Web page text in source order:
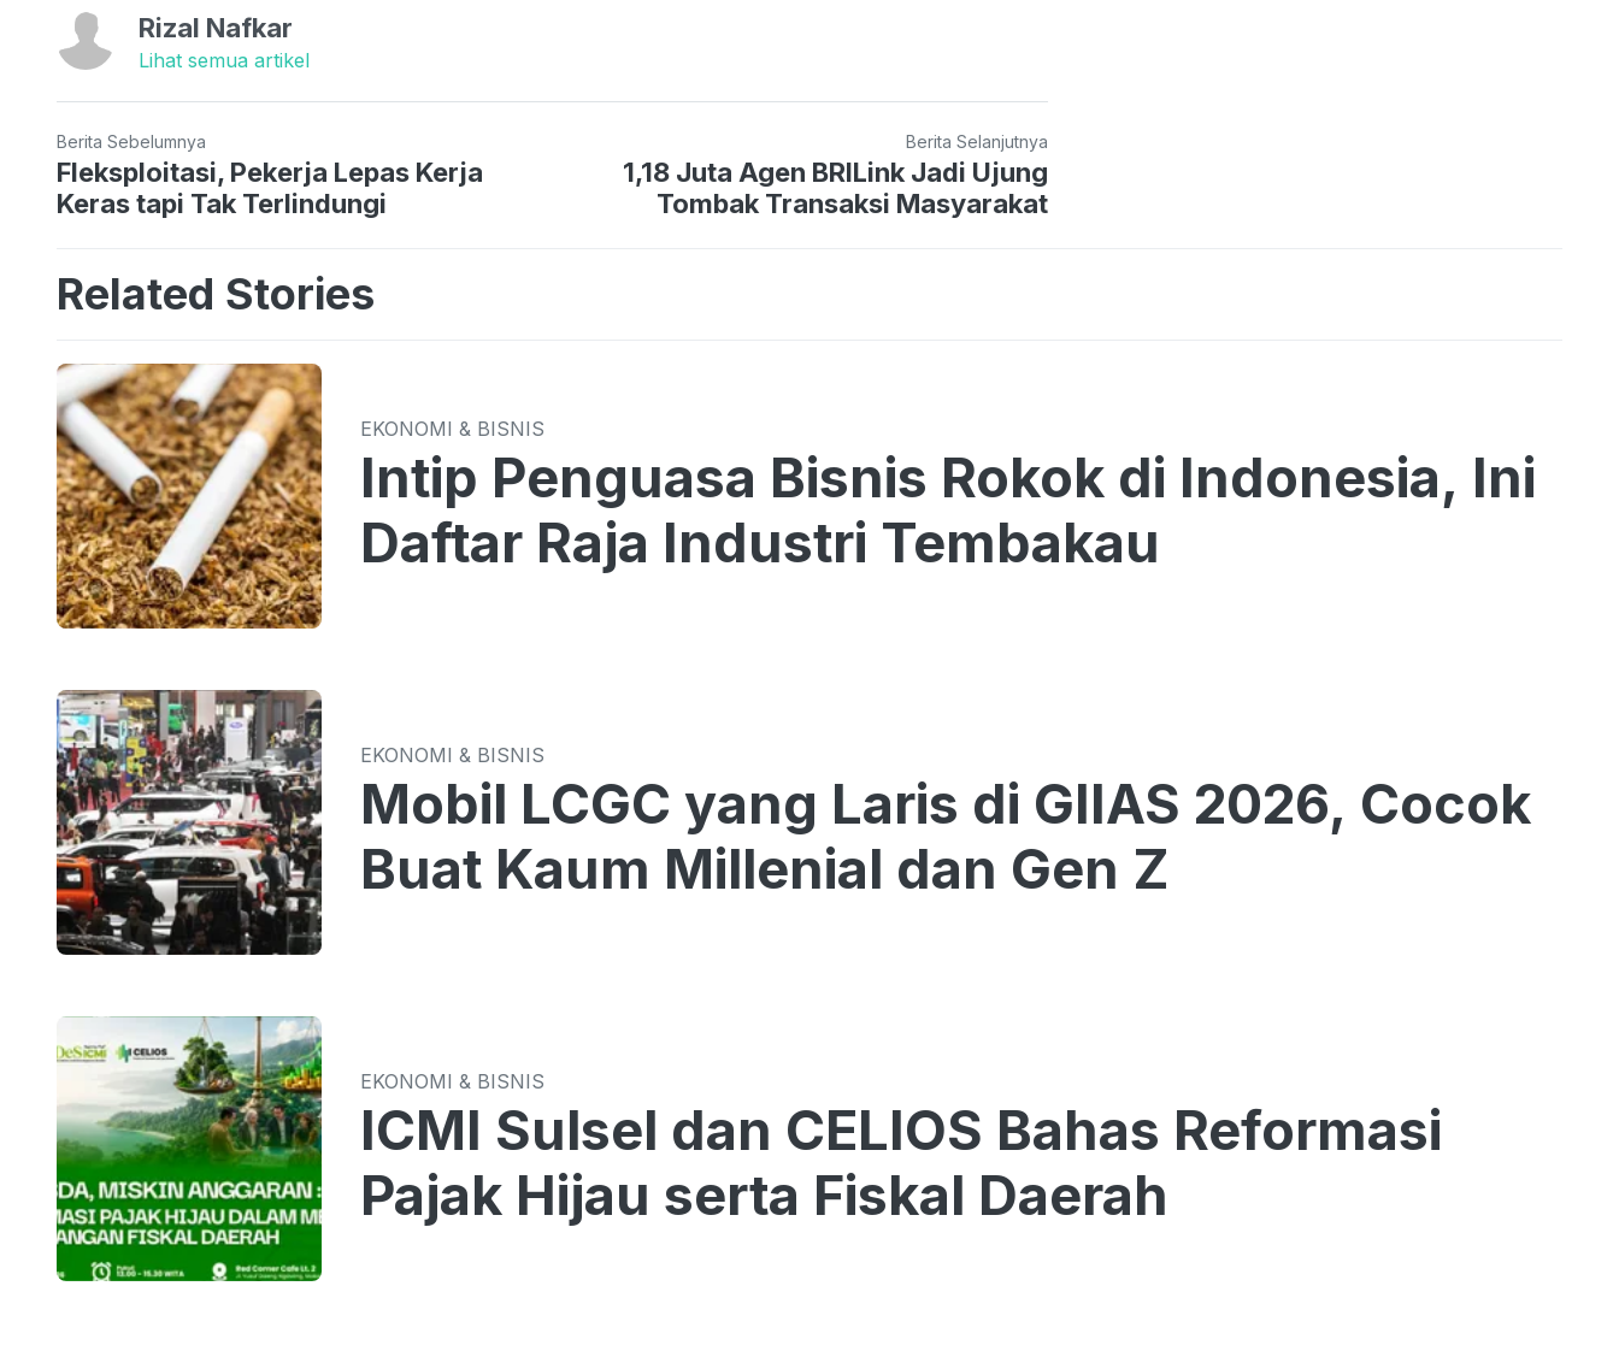
Rizal Nafkar
Lihat semua artikel
Berita Sebelumnya
Fleksploitasi, Pekerja Lepas Kerja
Keras tapi Tak Terlindungi
Berita Selanjutnya
1,18 Juta Agen BRILink Jadi Ujung
Tombak Transaksi Masyarakat
Related Stories
EKONOMI & BISNIS
Intip Penguasa Bisnis Rokok di Indonesia, Ini
Daftar Raja Industri Tembakau
EKONOMI & BISNIS
Mobil LCGC yang Laris di GIIAS 2026, Cocok
Buat Kaum Millenial dan Gen Z
EKONOMI & BISNIS
ICMI Sulsel dan CELIOS Bahas Reformasi
Pajak Hijau serta Fiskal Daerah